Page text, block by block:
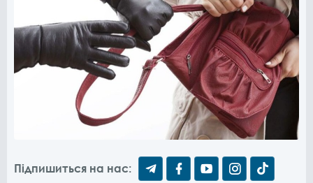
Підпишиться на нас: